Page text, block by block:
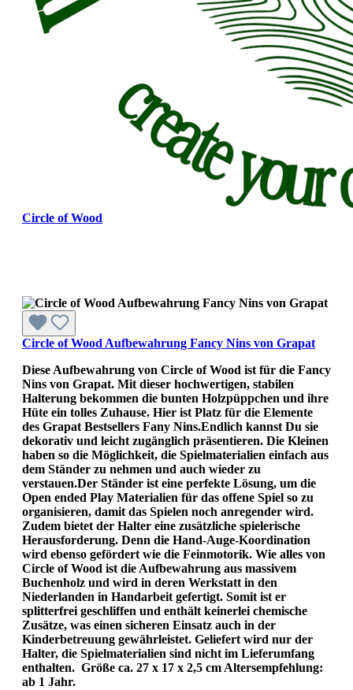
Circle of Wood
Circle of Wood Aufbewahrung Fancy Nins von Grapat
Diese Aufbewahrung von Circle of Wood ist für die Fancy
Nins von Grapat. Mit dieser hochwertigen, stabilen
Halterung bekommen die bunten Holzpüppchen und ihre
Hüte ein tolles Zuhause. Hier ist Platz für die Elemente
des Grapat Bestsellers Fany Nins.Endlich kannst Du sie
dekorativ und leicht zugänglich präsentieren. Die Kleinen
haben so die Möglichkeit, die Spielmaterialien einfach aus
dem Ständer zu nehmen und auch wieder zu
verstauen.Der Ständer ist eine perfekte Lösung, um die
Open ended Play Materialien für das offene Spiel so zu
organisieren, damit das Spielen noch anregender wird.
Zudem bietet der Halter eine zusätzliche spielerische
Herausforderung. Denn die Hand-Auge-Koordination
wird ebenso gefördert wie die Feinmotorik. Wie alles von
Circle of Wood ist die Aufbewahrung aus massivem
Buchenholz und wird in deren Werkstatt in den
Niederlanden in Handarbeit gefertigt. Somit ist er
splitterfrei geschliffen und enthält keinerlei chemische
Zusätze, was einen sicheren Einsatz auch in der
Kinderbetreuung gewährleistet. Geliefert wird nur der
Halter, die Spielmaterialien sind nicht im Lieferumfang
enthalten. Größe ca. 27 x 17 x 2,5 cm Altersempfehlung:
ab 1 Jahr.